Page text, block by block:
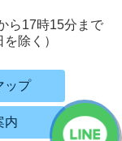
ら17時15分まで
除く）
ップ
内